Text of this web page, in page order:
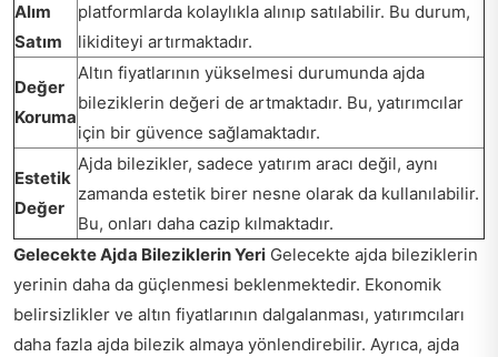
Alım
Satım
platformlarda kolaylıkla alınıp satılabilir. Bu durum,
likiditeyi artırmaktadır.
Değer
Koruma
Altın fiyatlarının yükselmesi durumunda ajda
bileziklerin değeri de artmaktadır. Bu, yatırımcılar
için bir güvence sağlamaktadır.
Estetik
Değer
Ajda bilezikler, sadece yatırım aracı değil, aynı
zamanda estetik birer nesne olarak da kullanılabilir.
Bu, onları daha cazip kılmaktadır.
Gelecekte Ajda Bileziklerin Yeri Gelecekte ajda bileziklerin
yerinin daha da güçlenmesi beklenmektedir. Ekonomik
belirsizlikler ve altın fiyatlarının dalgalanması, yatırımcıları
daha fazla ajda bilezik almaya yönlendirebilir. Ayrıca, ajda